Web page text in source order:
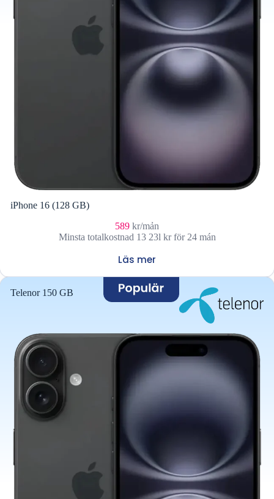
iPhone 16 (128 GB)
589 kr/mản
Minsta totalkostnad 13 23l kr för 24 mán
Läs mer
Telenor 150 GB